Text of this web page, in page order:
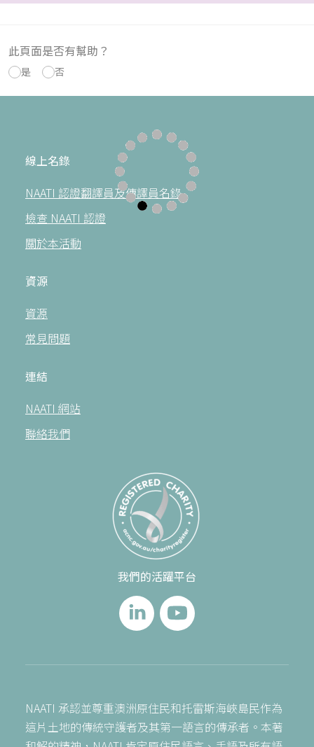
此頁面是否有幫助？
是 否
線上名錄
NAATI 認證翻譯員及傳譯員名錄
檢查 NAATI 認證
關於本活動
資源
資源
常見問題
連結
NAATI 網站
聯絡我們
我們的活躍平台
NAATI 承認並尊重澳洲原住民和托雷斯海峽島民作為
這片土地的傳統守護者及其第一語言的傳承者。本著